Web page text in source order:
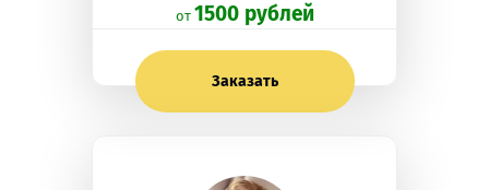
oт 1500 рублей
Заказать